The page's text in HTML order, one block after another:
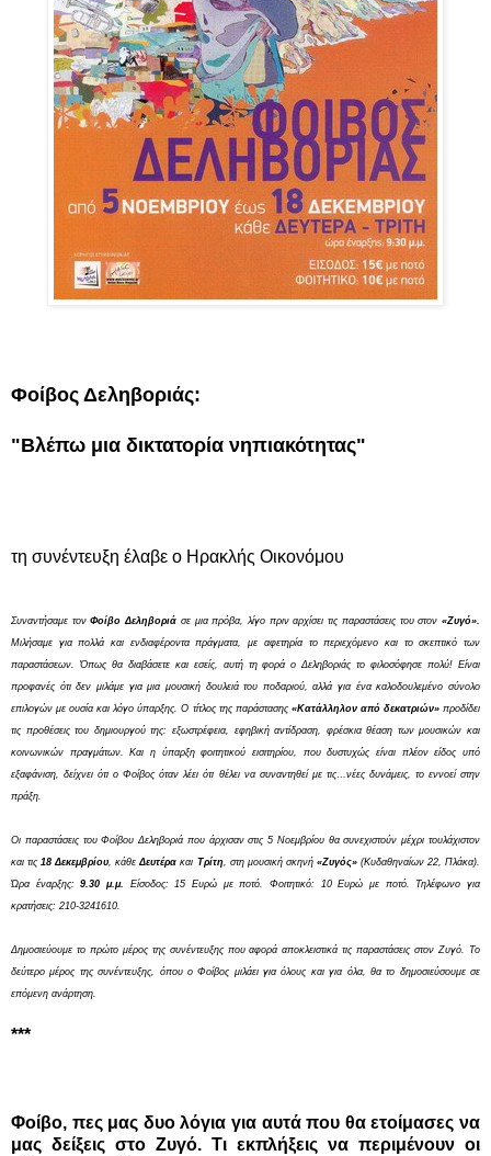
Φοίβος Δεληβοριάς:
"Βλέπω μια δικτατορία νηπιακότητας"
τη συνέντευξη έλαβε ο Ηρακλής Οικονόμου
Συναντήσαμε τονΦοίβο Δεληβοριά σε μια πρόβα, λίγο πριν αρχίσει τις παραστάσεις του στον«Ζυγό».
Μιλήσαμε για πολλά και ενδιαφέροντα πράγματα, με αφετηρία το περιεχόμενο και το σκεπτικό των
παραστάσεων. Όπως θα διαβάσετε και εσείς, αυτή τη φορά ο Δεληβοριάς το φιλοσόφησε πολύ! Είναι
προφανές ότι δεν μιλάμε για μια μουσική δουλειά του ποδαριού, αλλά για ένα καλοδουλεμένο σύνολο
επιλογών με ουσία και λόγο ύπαρξης. Ο τίτλος της παράστασης «Κατάλληλον από δεκατριών»προδίδει
τις προθέσεις του δημιουργού της: εξωστρέφεια, εφηβική αντίδραση, φρέσκια θέαση των μουσικών και
κοινωνικών πραγμάτων. Και η ύπαρξη φοιτητικού εισιτηρίου, που δυστυχώς είναι πλέον είδος υπό
εξαφάνιση, δείχνει ότι ο Φοίβος όταν λέει ότι θέλει να συναντηθεί με τις…νέες δυνάμεις, το εννοεί στην
πράξη.
Οι παραστάσεις του Φοίβου Δεληβοριά που άρχισαν στις 5 Νοεμβρίου θα συνεχιστούν μέχρι τουλάχιστον
και τις18 Δεκεμβρίου, κάθεΔευτέρα και Τρίτη, στη μουσική σκηνή «Ζυγός»(Κυδαθηναίων 22, Πλάκα).
Ώρα έναρξης:9.30 μ.μ.
Είσοδος: 15 Ευρώ με ποτό. Φοιτητικό: 10 Ευρώ με ποτό. Τηλέφωνο για
κρατήσεις: 210-3241610.
Δημοσιεύουμε το πρώτο μέρος της συνέντευξης που αφορά αποκλειστικά τις παραστάσεις στον Ζυγό. Το
δεύτερο μέρος της συνέντευξης, όπου ο Φοίβος μιλάει για όλους και για όλα, θα το δημοσιεύσουμε σε
επόμενη ανάρτηση.
***
Φοίβο, πες μας δυο λόγια για αυτά που θα ετοίμασες να
μας δείξεις στο Ζυγό. Τι εκπλήξεις να περιμένουν οι